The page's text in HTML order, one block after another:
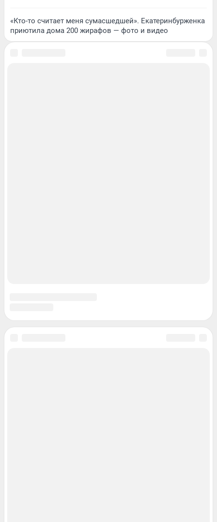
«Кто-то считает меня сумасшедшей». Екатеринбурженка
приютила дома 200 жирафов — фото и видео